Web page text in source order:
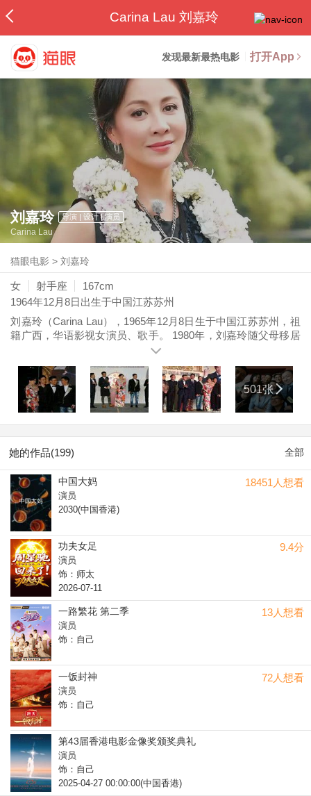
Carina Lau 刘嘉玲
发现最新最热电影 打开App
刘嘉玲 导演 | 设计 | 演员
Carina Lau
猫眼电影 >刘嘉玲
女 射手座
167cm
1964年12月8日 出生于中国江苏苏州
刘嘉玲（Carina Lau），1965年12月8日生于中国江苏苏州，祖
籍广西，华语影视女演员、歌手。 1980年，刘嘉玲随父母移居
香港。1984年毕业于香港无线电视台第12期艺员训练班。1989
《 阿飞正传》获得法国南特三大洲电影节最佳女主角奖。1998
年参演电影《 自梳》获得 第3届香港电影金紫荆奖最佳女主角
奖。 2007年主演《 好奇害死猫》获得 第16届中国金鸡百花电
影金像奖最佳女主角奖。2014年凭借《 过界男女》饰演阔太一
角荣获第9届大阪亚洲影展最佳女主角奖。 2015年6月刘嘉玲在
法国玫瑰山庄被授勋左岸名庄骑士荣誉会员。2016年4月刘嘉玲
入驻 杜莎夫人蜡像馆；2016年7月参与录制《 我们来了》。
2017年6月，美国电影艺术与科学学院正式宣布刘嘉玲成为
“2017年奥斯卡”新成员。8月，宣布主演喜剧片《我的情敌女
婿》。
501张
她的作品(199) 全部
18451人想看
中国大妈
演员
2030(中国香港)
9.4分
功夫女足
演员
饰：师太
2026-07-11
13人想看
一路繁花 第二季
演员
饰：自己
72人想看
一饭封神
演员
饰：自己
第43届香港电影金像奖颁奖典礼
演员
饰：自己
2025-04-27 00:00:00(中国香港)